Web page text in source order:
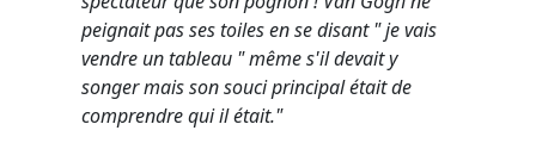
peignait pas ses toiles en se disant " je vais
vendre un tableau " même s'il devait y
songer mais son souci principal était de
comprendre qui il était."